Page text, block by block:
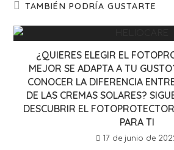
TAMBIÉN PODRÍA GUSTARTE
¿QUIERES ELEGIR EL
MEJOR SE ADAPTA A TU
CONOCER LA DIFERENCIA
DE LAS CREMAS SOLARES?
DESCUBRIR EL
PARA TI
17 de junio de